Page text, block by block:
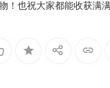
！也祝大家都能收获满